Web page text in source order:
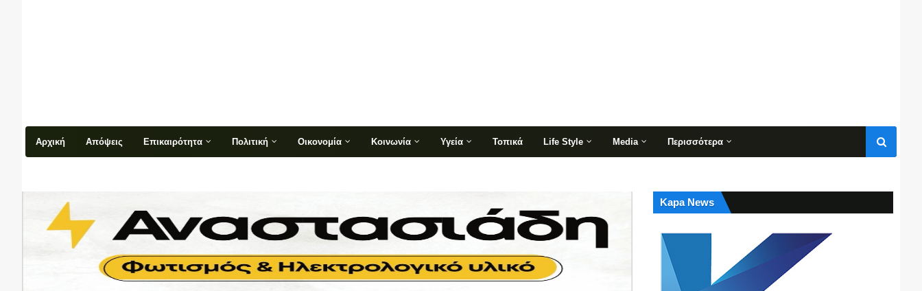
Αρχική Απόψεις Επικαιρότητα Πολιτική Οικονομία Κοινωνία Υγεία Τοπικά Life Style Media Περισσότερα
Kapa News